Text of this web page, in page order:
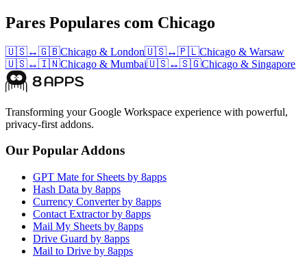
Pares Populares com Chicago
🇺🇸↔🇬🇧Chicago & London🇺🇸↔🇵🇱Chicago & Warsaw
🇺🇸↔🇮🇳Chicago & Mumbai🇺🇸↔🇸🇬Chicago & Singapore
Transforming your Google Workspace experience with powerful,
privacy-first addons.
Our Popular Addons
GPT Mate for Sheets by 8apps
Hash Data by 8apps
Currency Converter by 8apps
Contact Extractor by 8apps
Mail My Sheets by 8apps
Drive Guard by 8apps
Mail to Drive by 8apps